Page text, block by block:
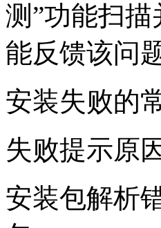
测”功能扫
能反馈该问题
安装失败的
失败提示原
安装包解析